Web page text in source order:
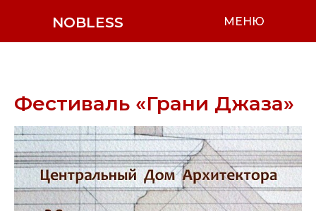
NOBLESS МЕНЮ
Фестиваль «Грани Джаза»